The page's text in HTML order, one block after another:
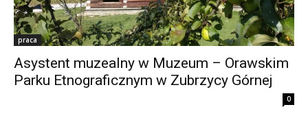
praca
Asystent muzealny w Muzeum – Orawskim
Parku Etnograficznym w Zubrzycy Górnej
0